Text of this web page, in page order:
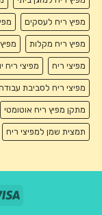
מפיץ ריח לעסקים
מפיץ ריח מקלות
מפיצי ריח מפיצי ריח
מפיצי ריח לסביבת
מתקן מפיץ ריח אוטומטי
תמצית שמן למפיצי ריח